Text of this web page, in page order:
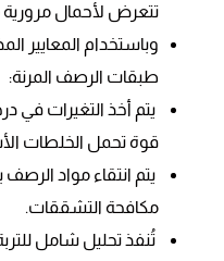
تتعرض لأحمال مرورية
وباستخدام المعايير
طبقات الرصف المرنة:
يتم أخذ التغيرات في
قوة تحمل الخلطات
يتم انتقاء مواد
مكافحة التشققات.
تُنفذ تحليل شامل